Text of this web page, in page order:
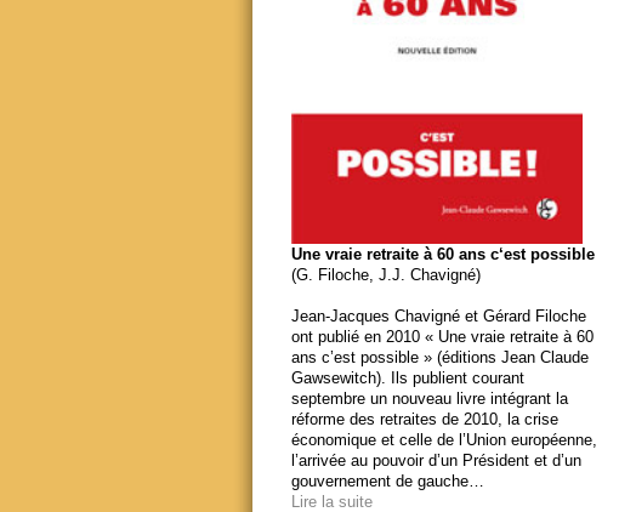
Une vraie retraite à 60 ans c‘est possible
(G. Filoche, J.J. Chavigné)
Jean-Jacques Chavigné et Gérard Filoche
ont publié en 2010 « Une vraie retraite à 60
ans c’est possible » (éditions Jean Claude
Gawsewitch). Ils publient courant
septembre un nouveau livre intégrant la
réforme des retraites de 2010, la crise
économique et celle de l’Union européenne,
l’arrivée au pouvoir d’un Président et d’un
gouvernement de gauche…
Lire la suite